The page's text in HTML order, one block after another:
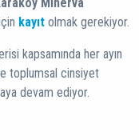
kayıt olmak gerekiyor.
kapsamında her ayın
toplumsal cinsiyet
devam ediyor.